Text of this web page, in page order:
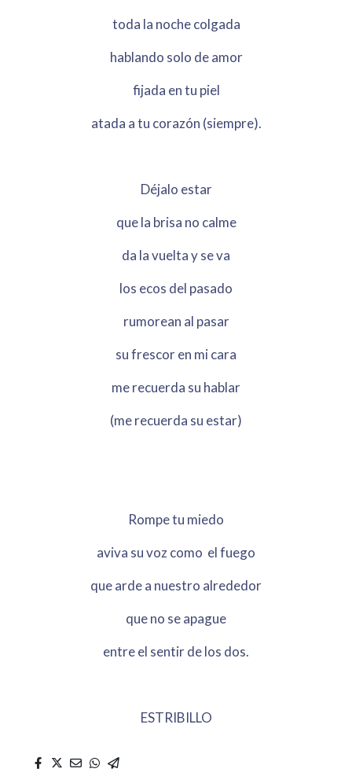
toda la noche colgada
hablando solo de amor
fijada en tu piel
atada a tu corazón (siempre).
Déjalo estar
que la brisa no calme
da la vuelta y se va
los ecos del pasado
rumorean al pasar
su frescor en mi cara
me recuerda su hablar
(me recuerda su estar)
Rompe tu miedo
aviva su voz como el fuego
que arde a nuestro alrededor
que no se apague
entre el sentir de los dos.
ESTRIBILLO